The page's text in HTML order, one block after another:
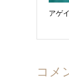
アゲ
コメ